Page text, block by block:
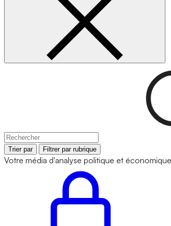
Trier par Filtrer par rubrique
Votre média d'analyse politique et économique